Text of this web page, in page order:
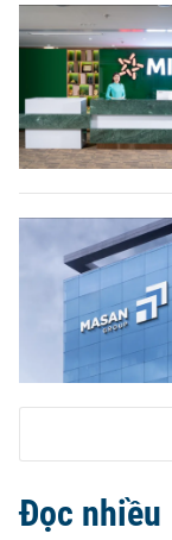
Đọc nhiều